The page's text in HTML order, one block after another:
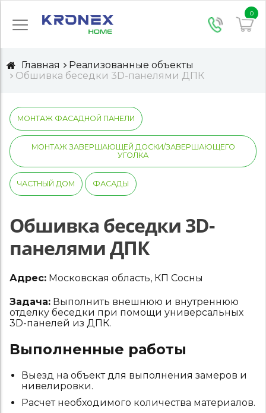
0
Главная
Реализованные объекты
Обшивка беседки 3D-панелями ДПК
МОНТАЖ ФАСАДНОЙ ПАНЕЛИ
МОНТАЖ ЗАВЕРШАЮЩЕЙ ДОСКИ/ЗАВЕРШАЮЩЕГО
УГОЛКА
ЧАСТНЫЙ ДОМ ФАСАДЫ
Обшивка беседки 3D-
панелями ДПК
Адрес: Московская область, КП Сосны
Задача: Выполнить внешнюю и внутреннюю
отделку беседки при помощи универсальных
3D-панелей из ДПК.
Выполненные работы
Выезд на объект для выполнения замеров и
нивелировки.
Расчет необходимого количества материалов.